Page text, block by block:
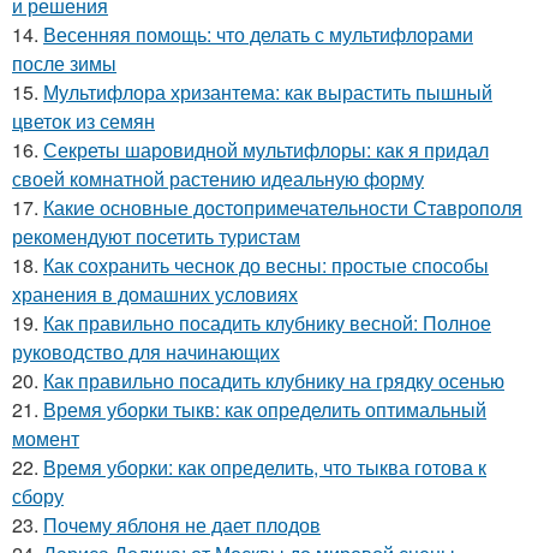
и решения
14. Весенняя помощь: что делать с мультифлорами
после зимы
15. Мультифлора хризантема: как вырастить пышный
цветок из семян
16. Секреты шаровидной мультифлоры: как я придал
своей комнатной растению идеальную форму
17. Какие основные достопримечательности Ставрополя
рекомендуют посетить туристам
18. Как сохранить чеснок до весны: простые способы
хранения в домашних условиях
19. Как правильно посадить клубнику весной: Полное
руководство для начинающих
20. Как правильно посадить клубнику на грядку осенью
21. Время уборки тыкв: как определить оптимальный
момент
22. Время уборки: как определить, что тыква готова к
сбору
23. Почему яблоня не дает плодов